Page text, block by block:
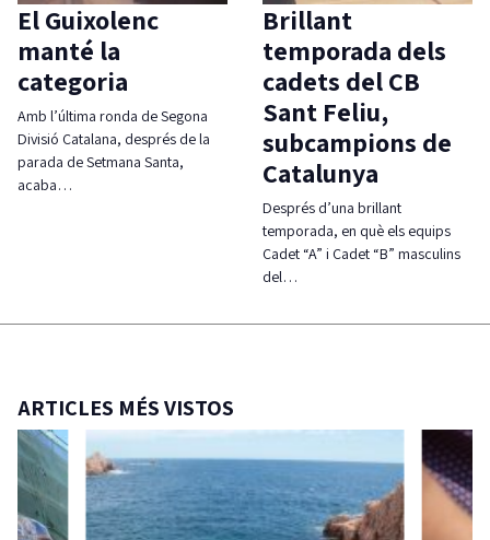
El Guixolenc
manté la
categoria
Amb l’última ronda de Segona
Divisió Catalana, després de la
parada de Setmana Santa,
acaba…
Brillant
temporada dels
cadets del CB
Sant Feliu,
subcampions de
Catalunya
Després d’una brillant
temporada, en què els equips
Cadet “A” i Cadet “B” masculins
del…
ARTICLES MÉS VISTOS